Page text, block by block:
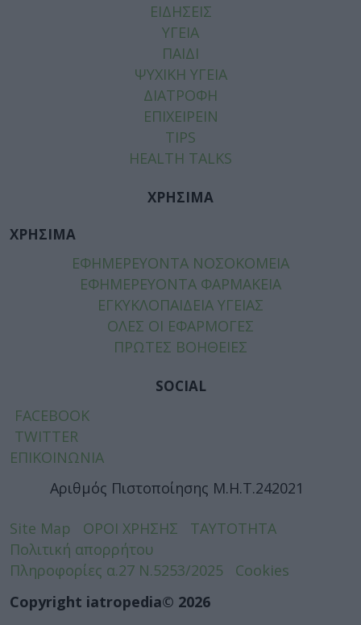
ΕΙΔΗΣΕΙΣ
ΥΓΕΙΑ
ΠΑΙΔΙ
ΨΥΧΙΚΗ ΥΓΕΙΑ
ΔΙΑΤΡΟΦΗ
ΕΠΙΧΕΙΡΕΙΝ
TIPS
HEALTH TALKS
ΧΡΗΣΙΜΑ
ΧΡΗΣΙΜΑ
ΕΦΗΜΕΡΕΥΟΝΤΑ ΝΟΣΟΚΟΜΕΙΑ
ΕΦΗΜΕΡΕΥΟΝΤΑ ΦΑΡΜΑΚΕΙΑ
ΕΓΚΥΚΛΟΠΑΙΔΕΙΑ ΥΓΕΙΑΣ
ΟΛΕΣ ΟΙ ΕΦΑΡΜΟΓΕΣ
ΠΡΩΤΕΣ ΒΟΗΘΕΙΕΣ
SOCIAL
FACEBOOK
TWITTER
ΕΠΙΚΟΙΝΩΝΙΑ
Αριθμός Πιστοποίησης Μ.Η.Τ.242021
Site Map ΟΡΟΙ ΧΡΗΣΗΣ
ΤΑΥΤΟΤΗΤΑ
Πολιτική απορρήτου
Πληροφορίες α.27 Ν.5253/2025
Cookies
Copyright iatropedia© 2026